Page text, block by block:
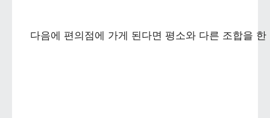
다음에 편의점에 가게 된다면 평소와 다른 조합을